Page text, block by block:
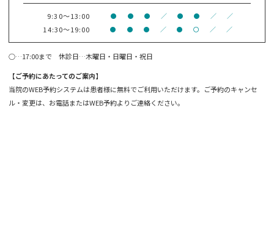
9:30～13:00 ● ● ● ／ ● ● ／ ／
14:30～19:00 ● ● ● ／ ● 〇 ／ ／
○…17:00まで 休診日…木曜日・日曜日・祝日
【ご予約にあたってのご案内】
当院のWEB予約システムは患者様に無料でご利用いただけます。ご予約のキャンセ
ル・変更は、お電話またはWEB予約よりご連絡ください。